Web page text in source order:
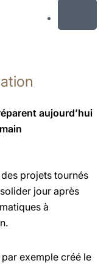
aujourd’hui
projets tournés
jour après
à
par exemple créé le